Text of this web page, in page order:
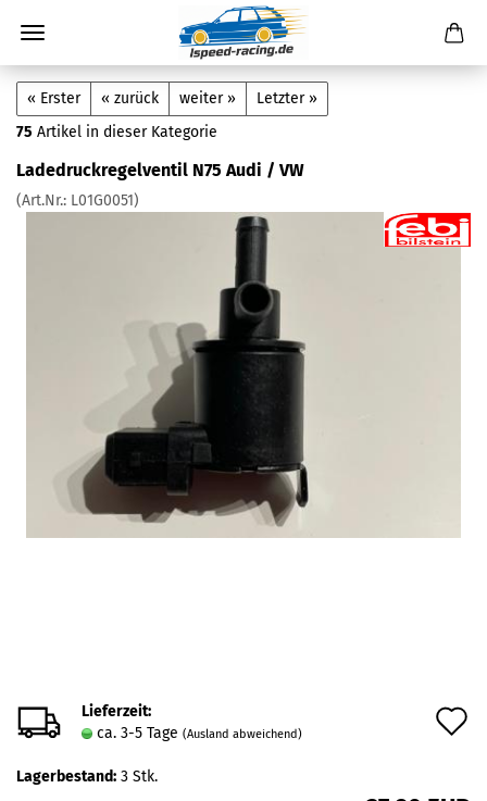
« Erster « zurück weiter »
Letzter »
75 Artikel in dieser Kategorie
Ladedruckregelventil N75 Audi / VW
(Art.Nr.: L01G0051)
Lieferzeit:
ca. 3-5 Tage (Ausland abweichend)
Lagerbestand: 3 Stk.